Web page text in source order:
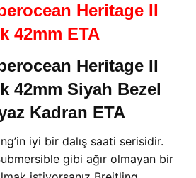
Heritage II
42mm ETA
Heritage II
42mm Siyah Bezel
Kadran ETA
iyi bir dalış saati serisidir.
gibi ağır olmayan bir